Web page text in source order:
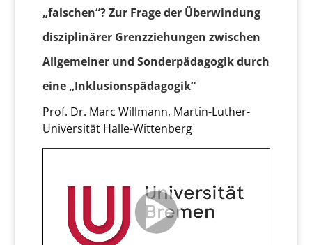
„falschen“? Zur Frage der Überwindung
disziplinärer Grenzziehungen zwischen
Allgemeiner und Sonderpädagogik durch
eine „Inklusionspädagogik“
Prof. Dr. Marc Willmann, Martin-Luther-
Universität Halle-Wittenberg